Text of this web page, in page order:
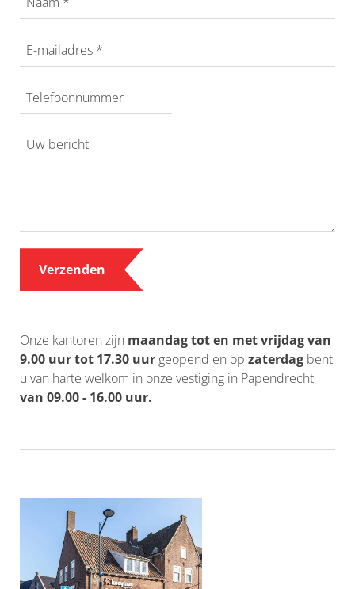
Verzenden
Onze kantoren zijn maandag tot en met vrijdag van
9.00 uur tot 17.30 uur geopend en op zaterdag bent
u van harte welkom in onze vestiging in Papendrecht
van 09.00 - 16.00 uur.